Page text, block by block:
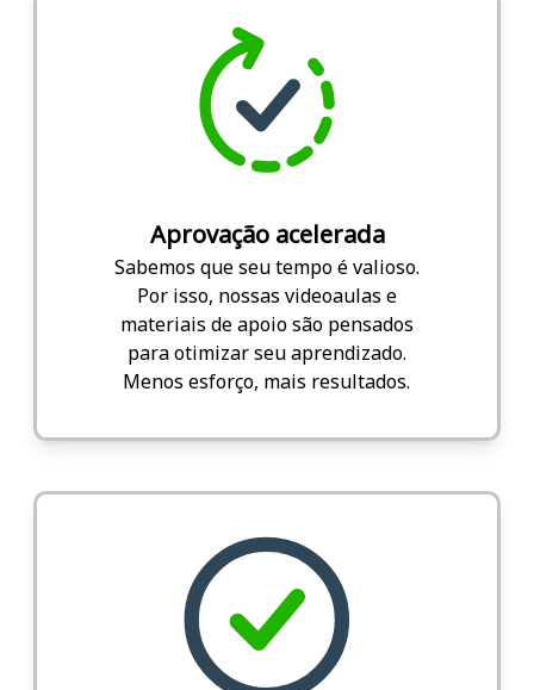
Aprovação acelerada
Sabemos que seu tempo é valioso.
Por isso, nossas videoaulas e
materiais de apoio são pensados
para otimizar seu aprendizado.
Menos esforço, mais resultados.